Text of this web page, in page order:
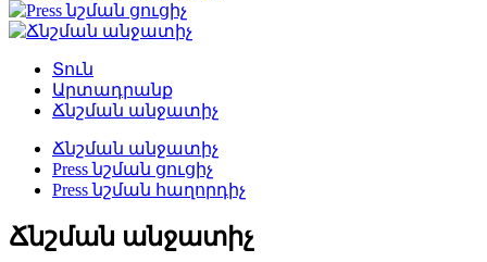
Տուն
Արտադրանք
Ճնշման անջատիչ
Ճնշման անջատիչ
Press նշման ցուցիչ
Press նշման հաղորդիչ
Ճնշման անջատիչ